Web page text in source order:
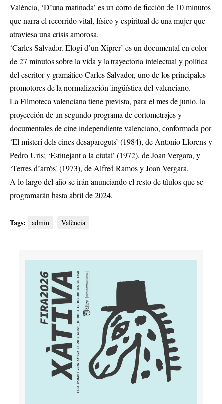
València, ‘D’una matinada’ es un corto de ficción de 10 minutos
que narra el recorrido vital, físico y espiritual de una mujer que
atraviesa una crisis amorosa.
‘Carles Salvador. Elogi d’un Xiprer’ es un documental en color
de 27 minutos sobre la vida y la trayectoria intelectual y política
del escritor y gramático Carles Salvador, uno de los principales
promotores de la normalización lingüística del valenciano.
La Filmoteca valenciana tiene prevista, para el mes de junio, la
proyección de un segundo programa de cortometrajes y
documentales de cine independiente valenciano, conformada por
‘El misteri dels cines desapareguts’ (1984), de Antonio Llorens y
Pedro Uris; ‘Estiuejant a la ciutat’ (1972), de Joan Vergara, y
‘Terres d’arròs’ (1973), de Alfred Ramos y Joan Vergara.
A lo largo del año se irán anunciando el resto de títulos que se
programarán hasta abril de 2024.
Tags: admin València